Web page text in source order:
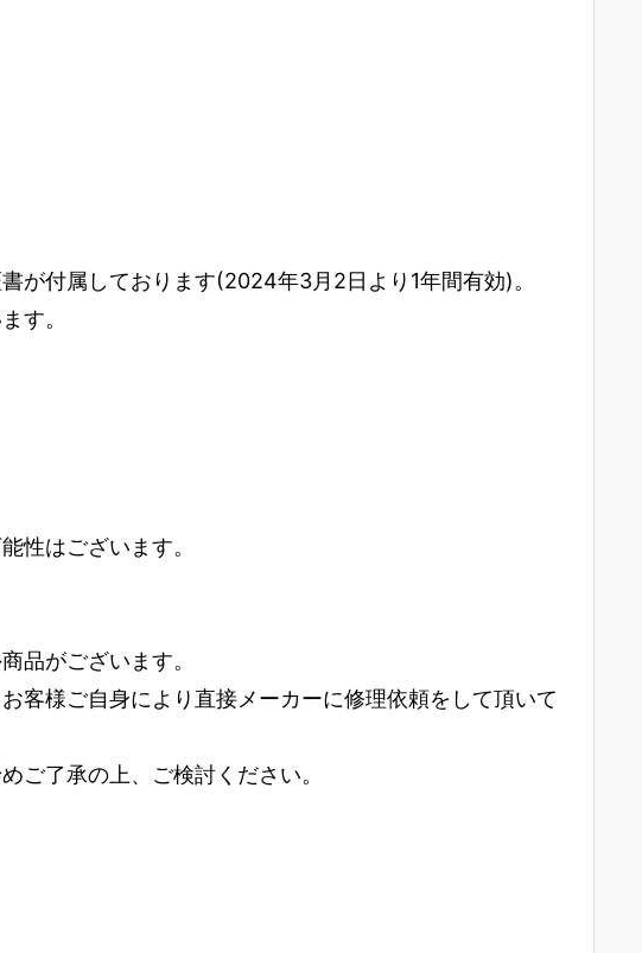
が付属しております(2024年3月2日より1年間有効)。
す。
性はございます。
品がございます。
客様ご自身により直接メーカーに修理依頼をして頂いて
ご了承の上、ご検討ください。